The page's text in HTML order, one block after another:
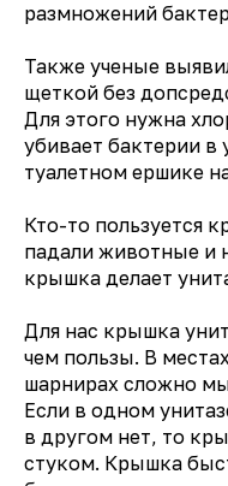
размножений
Также ученые
щеткой без
Для этого нужна
убивает бактерии в
туалетном ершике
Кто-то пользуется
падали животные и
крышка делает
Для нас крышка
чем пользы. В
шарнирах сложно
Если в одном
в другом нет, то
стуком. Крышка